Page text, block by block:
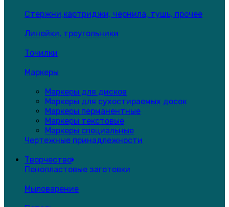
Стержни,картриджи, чернила, тушь, прочее
Линейки, треугольники
Точилки
Маркеры
Маркеры для дисков
Маркеры для сухостираемых досок
Маркеры перманентные
Маркеры текстовые
Маркеры специальные
Чертежные принадлежности
Творчество
Пенопластовые заготовки
Мыловарение